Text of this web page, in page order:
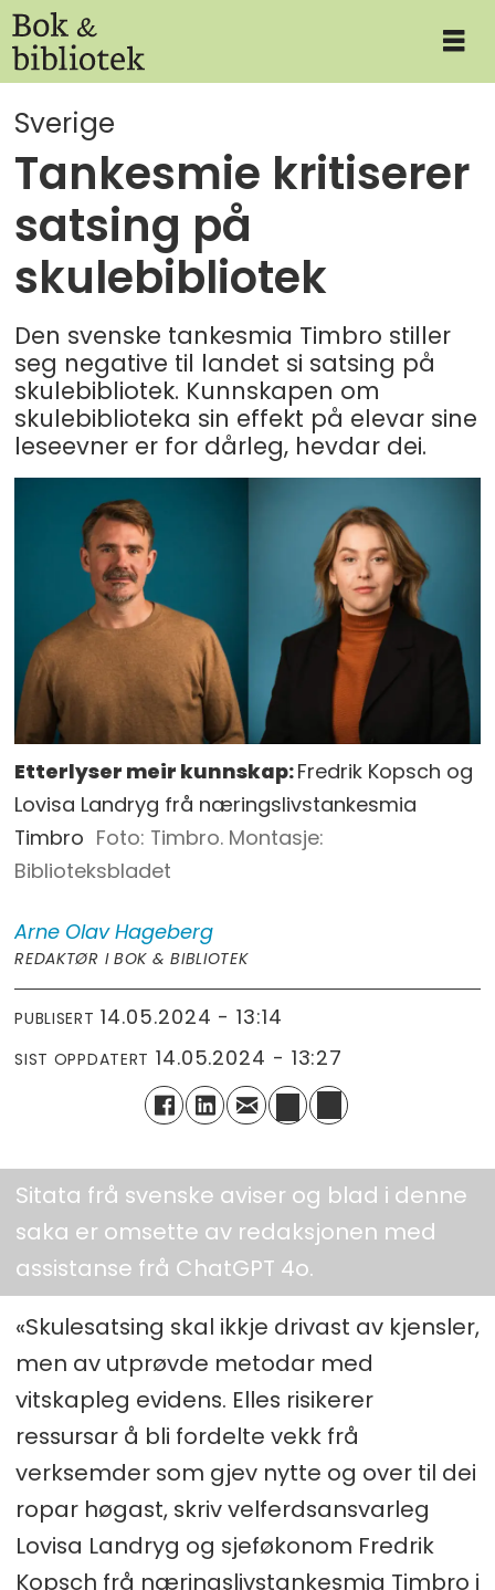
Sverige
Tankesmie kritiserer
satsing på
skulebibliotek
Den svenske tankesmia Timbro stiller
seg negative til landet si satsing på
skulebibliotek. Kunnskapen om
skulebiblioteka sin effekt på elevar sine
leseevner er for dårleg, hevdar dei.
Etterlyser meir kunnskap:Fredrik Kopsch og
Lovisa Landryg frå næringslivstankesmia
Timbro
Timbro. Montasje:
Biblioteksbladet
Arne Olav Hageberg
REDAKTØR I BOK & BIBLIOTEK
PUBLISERT 14.05.2024 - 13:14
SIST OPPDATERT 14.05.2024 - 13:27
Sitata frå svenske aviser og blad i denne
saka er omsette av redaksjonen med
assistanse frå ChatGPT 4o.
«Skulesatsing skal ikkje drivast av kjensler,
men av utprøvde metodar med
vitskapleg evidens. Elles risikerer
ressursar å bli fordelte vekk frå
verksemder som gjev nytte og over til dei
ropar høgast, skriv velferdsansvarleg
Lovisa Landryg og sjeføkonom Fredrik
Kopsch frå næringslivstankesmia Timbro i